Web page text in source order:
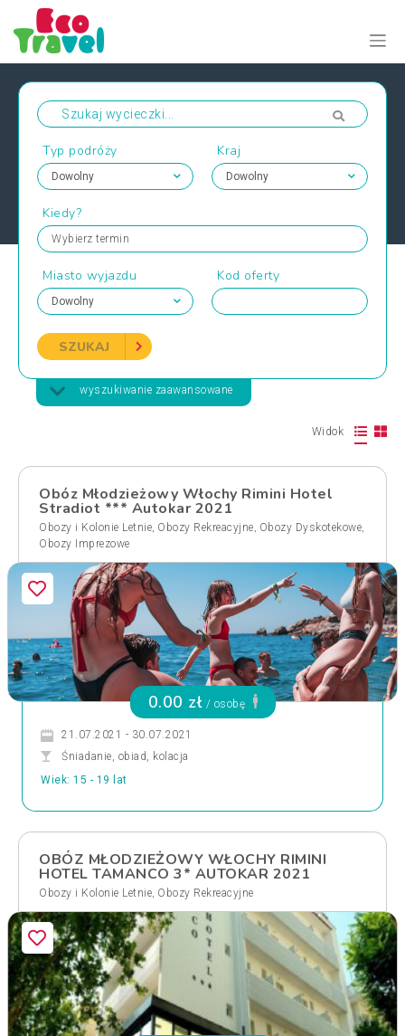
Typ podróży Kraj
Kiedy?
Wybierz termin
Miasto wyjazdu Kod oferty
SZUKAJ
wyszukiwanie zaawansowane
Widok
Obóz Młodzieżowy Włochy Rimini Hotel
Stradiot *** Autokar 2021
Obozy i Kolonie Letnie, Obozy Rekreacyjne, Obozy Dyskotekowe,
Obozy Imprezowe
0.00 zł / osobę
21.07.2021 - 30.07.2021
Śniadanie, obiad, kolacja
Wiek: 15 - 19 lat
OBÓZ MŁODZIEŻOWY WŁOCHY RIMINI
HOTEL TAMANCO 3* AUTOKAR 2021
Obozy i Kolonie Letnie, Obozy Rekreacyjne